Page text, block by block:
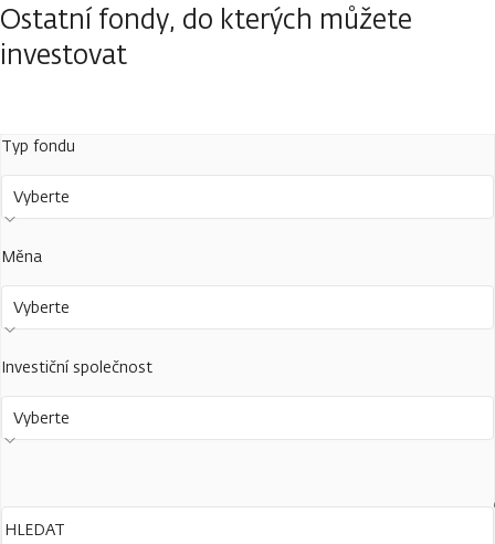
Ostatní fondy, do kterých můžete
investovat
Typ fondu
Vyberte
Měna
Vyberte
Investiční společnost
Vyberte